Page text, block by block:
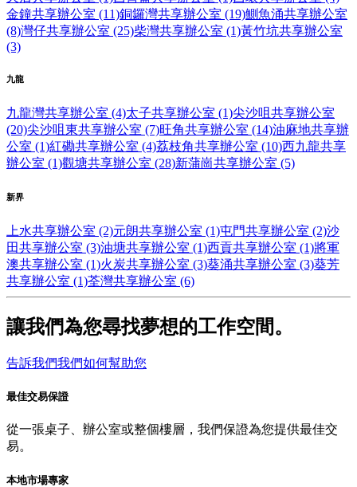
金鐘共享辦公室 (11)銅鑼灣共享辦公室 (19)鰂魚涌共享辦公室
(8)灣仔共享辦公室 (25)柴灣共享辦公室 (1)黃竹坑共享辦公室
(3)
九龍
九龍灣共享辦公室 (4)太子共享辦公室 (1)尖沙咀共享辦公室
(20)尖沙咀東共享辦公室 (7)旺角共享辦公室 (14)油麻地共享辦
公室 (1)紅磡共享辦公室 (4)荔枝角共享辦公室 (10)西九龍共享
辦公室 (1)觀塘共享辦公室 (28)新蒲崗共享辦公室 (5)
新界
上水共享辦公室 (2)元朗共享辦公室 (1)屯門共享辦公室 (2)沙
田共享辦公室 (3)油塘共享辦公室 (1)西貢共享辦公室 (1)將軍
澳共享辦公室 (1)火炭共享辦公室 (3)葵涌共享辦公室 (3)葵芳
共享辦公室 (1)荃灣共享辦公室 (6)
讓我們為您尋找夢想的工作空間。
告訴我們我們如何幫助您
最佳交易保證
從一張桌子、辦公室或整個樓層，我們保證為您提供最佳交
易。
本地市場專家